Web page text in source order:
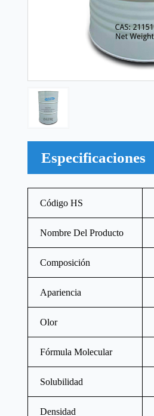
Especificaciones
Código HS
Nombre Del Producto
Composición
Apariencia
Olor
Fórmula Molecular
Solubilidad
Densidad